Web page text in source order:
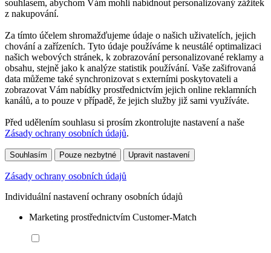
souhlasem, abychom Vám mohli nabídnout personalizovaný zážitek
z nakupování.
Za tímto účelem shromažďujeme údaje o našich uživatelích, jejich
chování a zařízeních. Tyto údaje používáme k neustálé optimalizaci
našich webových stránek, k zobrazování personalizované reklamy a
obsahu, stejně jako k analýze statistik používání. Vaše zašifrovaná
data můžeme také synchronizovat s externími poskytovateli a
zobrazovat Vám nabídky prostřednictvím jejich online reklamních
kanálů, a to pouze v případě, že jejich služby již sami využíváte.
Před udělením souhlasu si prosím zkontrolujte nastavení a naše
Zásady ochrany osobních údajů.
Souhlasím Pouze nezbytné Upravit nastavení
Zásady ochrany osobních údajů
Individuální nastavení ochrany osobních údajů
Marketing prostřednictvím Customer-Match